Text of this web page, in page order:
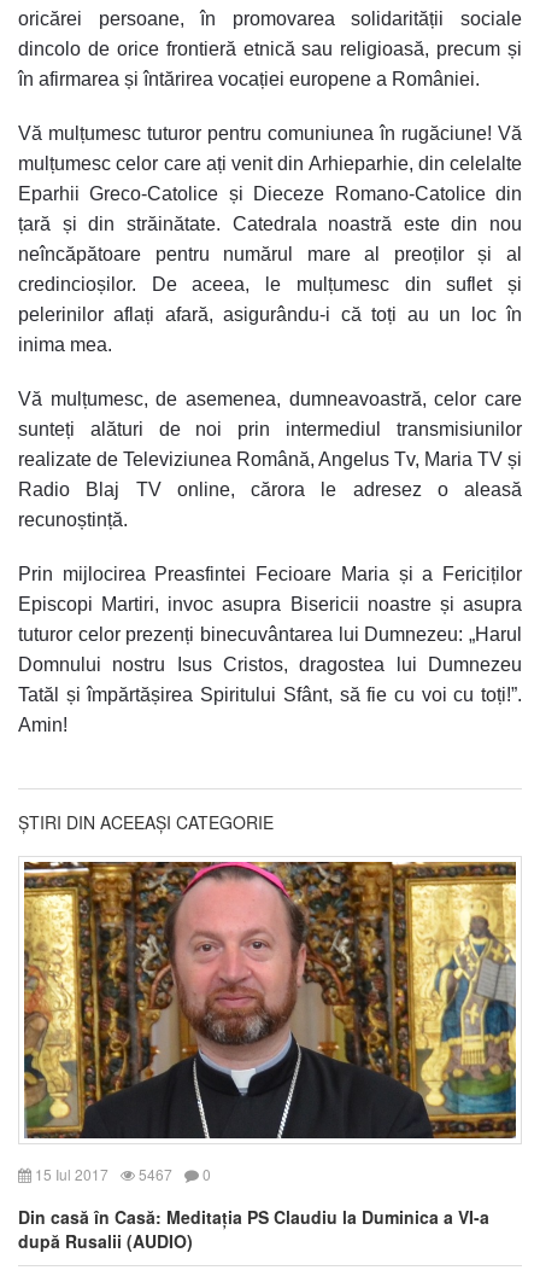
oricărei persoane, în promovarea solidarității sociale
dincolo de orice frontieră etnică sau religioasă, precum și
în afirmarea și întărirea vocației europene a României.
Vă mulțumesc tuturor pentru comuniunea în rugăciune! Vă
mulțumesc celor care ați venit din Arhieparhie, din celelalte
Eparhii Greco-Catolice și Dieceze Romano-Catolice din
țară și din străinătate. Catedrala noastră este din nou
neîncăpătoare pentru numărul mare al preoților și al
credincioșilor. De aceea, le mulțumesc din suflet și
pelerinilor aflați afară, asigurându-i că toți au un loc în
inima mea.
Vă mulțumesc, de asemenea, dumneavoastră, celor care
sunteți alături de noi prin intermediul transmisiunilor
realizate de Televiziunea Română, Angelus Tv, Maria TV și
Radio Blaj TV online, cărora le adresez o aleasă
recunoștință.
Prin mijlocirea Preasfintei Fecioare Maria și a Fericiților
Episcopi Martiri, invoc asupra Bisericii noastre și asupra
tuturor celor prezenți binecuvântarea lui Dumnezeu: „Harul
Domnului nostru Isus Cristos, dragostea lui Dumnezeu
Tatăl și împărtășirea Spiritului Sfânt, să fie cu voi cu toți!”.
Amin!
ȘTIRI DIN ACEEAȘI CATEGORIE
15 Iul 2017 5467 0
Din casă în Casă: Meditația PS Claudiu la Duminica a VI-a
după Rusalii (AUDIO)